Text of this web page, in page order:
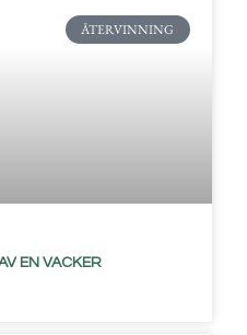
ÅTERVINNING
EN VACKER